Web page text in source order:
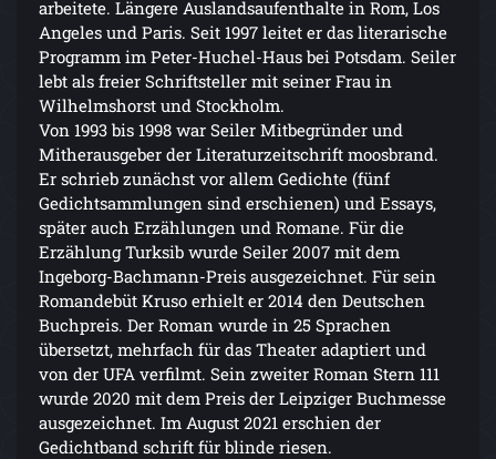
arbeitete. Längere Auslandsaufenthalte in Rom, Los
Angeles und Paris. Seit 1997 leitet er das literarische
Programm im Peter-Huchel-Haus bei Potsdam. Seiler
lebt als freier Schriftsteller mit seiner Frau in
Wilhelmshorst und Stockholm.
Von 1993 bis 1998 war Seiler Mitbegründer und
Mitherausgeber der Literaturzeitschrift moosbrand.
Er schrieb zunächst vor allem Gedichte (fünf
Gedichtsammlungen sind erschienen) und Essays,
später auch Erzählungen und Romane. Für die
Erzählung Turksib wurde Seiler 2007 mit dem
Ingeborg-Bachmann-Preis ausgezeichnet. Für sein
Romandebüt Kruso erhielt er 2014 den Deutschen
Buchpreis. Der Roman wurde in 25 Sprachen
übersetzt, mehrfach für das Theater adaptiert und
von der UFA verfilmt. Sein zweiter Roman Stern 111
wurde 2020 mit dem Preis der Leipziger Buchmesse
ausgezeichnet. Im August 2021 erschien der
Gedichtband schrift für blinde riesen.